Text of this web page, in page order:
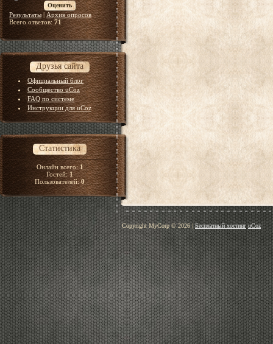
Результаты| Архив опросов
Всего ответов:71
Друзья сайта
Официальный блог
Сообщество uCoz
FAQ по системе
Инструкции для uCoz
Статистика
Онлайн всего:1
Гостей:1
Пользователей:0
Copyright MyCorp © 2026|Бесплатный хостинг uCoz